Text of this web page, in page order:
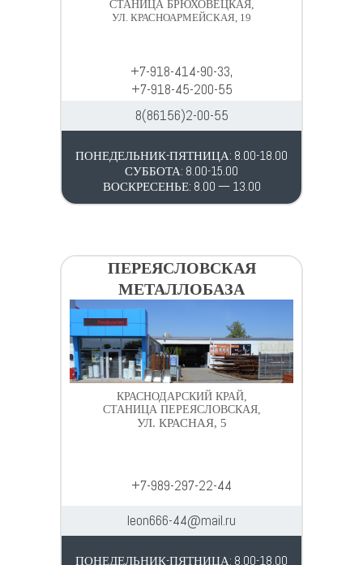
СТАНИЦА БРЮХОВЕЦКАЯ,
УЛ. КРАСНОАРМЕЙСКАЯ, 19
+7-918-414-90-33,
+7-918-45-200-55
8(86156)2-00-55
ПОНЕДЕЛЬНИК-ПЯТНИЦА: 8.00-18.00
СУББОТА: 8.00-15.00
ВОСКРЕСЕНЬЕ: 8.00 — 13.00
ПЕРЕЯСЛОВСКАЯ
МЕТАЛЛОБАЗА
КРАСНОДАРСКИЙ КРАЙ,
СТАНИЦА ПЕРЕЯСЛОВСКАЯ,
УЛ. КРАСНАЯ, 5
+7-989-297-22-44
leon666-44@mail.ru
ПОНЕДЕЛЬНИК-ПЯТНИЦА: 8.00-18.00